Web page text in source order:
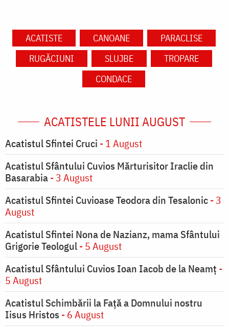
ACATISTE CANOANE
PARACLISE
RUGĂCIUNI
SLUJBE
TROPARE
CONDACE
ACATISTELE LUNII AUGUST
Acatistul Sfintei Cruci - 1 August
Acatistul Sfântului Cuvios Mărturisitor Iraclie din
Basarabia- 3 August
Acatistul Sfintei Cuvioase Teodora din Tesalonic- 3
August
Acatistul Sfintei Nona de Nazianz, mama Sfântului
Grigorie Teologul- 5 August
Acatistul Sfântului Cuvios Ioan Iacob de la Neamț -
5 August
Acatistul Schimbării la Faţă a Domnului nostru
Iisus Hristos - 6 August